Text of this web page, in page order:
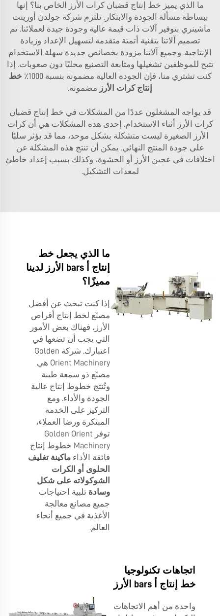
ما الذي يميز خط إنتاج قضبان كرات الأرز الخاص بنا؟ إنها
ببساطة مسألة الجودة والابتكار. تلتزم شركة جولدن أورينت
ماشينري بتوفير آلات ذات قيمة عالية وجودة جيدة لعملائنا. تم
تصميم آلاتنا بتقنية أتمتة متقدمة لتسهيل الإعداد وزيادة
الإنتاجية. وجميع آلاتنا مزودة بخصائص جديدة سهلة الاستخدام
تتيح للموظفين تشغيلها ومتابعة التصنيع محليًا دون صعوبات. إذا
كنت تشتري منا، فإن الجودة العالية مضمونة بنسبة 1000٪
خط
إنتاج كرات الأرز مضمونة.
قد يواجه المشغلون عددًا من المشكلات في خط إنتاج قضبان
كرات الأرز أثناء الاستخدام. إحدى هذه المشكلات هي أن كرات
الأرز الصغيرة ليست متشكلة بشكل موحد، مما قد يؤثر سلبًا
على جودة المنتج النهائي. يمكن أن تنتج هذه المشكلة عن
اختلافات في عجين الأرز أو الحشوة، وكذلك بسبب إعداد خاطئ
لمعدات التشكيل.
ما الذي يجعل خط
إنتاج أ bars الأرز لدينا
مميزًا؟
إذا كنت تبحث عن أفضل
مصنّع لخط إنتاج أقراص
الأرز، فهناك بعض الأمور
التي يجب أن تضعها في
اعتبارك. شركة Golden
Orient Machinery هي
مصنّع ذو سمعة طيبة
وتُنتج خطوط إنتاج عالية
الجودة والأداء. ومع
التركيز على الخدمة
المبتكرة ورضا العملاء،
توفر Golden Orient
Machinery خطوط إنتاج
فائقة الأداء ماكينة تغليف
الحلوى أو الكرات
الشوكولاته على شكل
وسادة تلبية احتياجات
جميع مصانع معالجة
الأغذية في جميع أنحاء
العالم.
اتجاهات تكنولوجيا
خط إنتاج أ bars الأرز
واحدة من أهم الاتجاهات